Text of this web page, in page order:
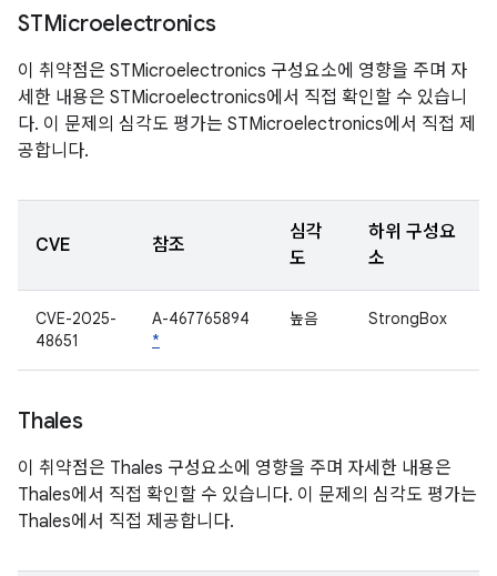
STMicroelectronics
이 취약점은 STMicroelectronics 구성요소에 영향을 주며 자
세한 내용은 STMicroelectronics에서 직접 확인할 수 있습니
다. 이 문제의 심각도 평가는 STMicroelectronics에서 직접 제
공합니다.
CVE 참조
심각
도
하위 구성요
소
CVE-2025-
48651
A-467765894
*
높음 StrongBox
Thales
이 취약점은 Thales 구성요소에 영향을 주며 자세한 내용은
Thales에서 직접 확인할 수 있습니다. 이 문제의 심각도 평가는
Thales에서 직접 제공합니다.